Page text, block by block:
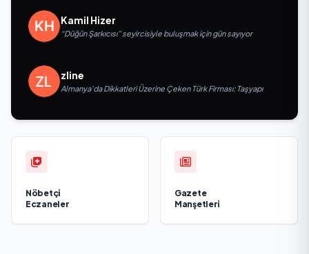
Kamil Hizer
“Düğün Şarkıcısı” seyircisiyle buluşmak için gün sayıyor
zline
Almanya’da Dikkatleri Üzerine Çeken Türk Firması: Taşyapı
Nöbetçi
Eczaneler
Gazete
Manşetleri